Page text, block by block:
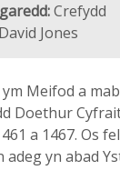
Crefydd
Jones
Meifod a
Doethur
a 1467. Os
adeg yn abad